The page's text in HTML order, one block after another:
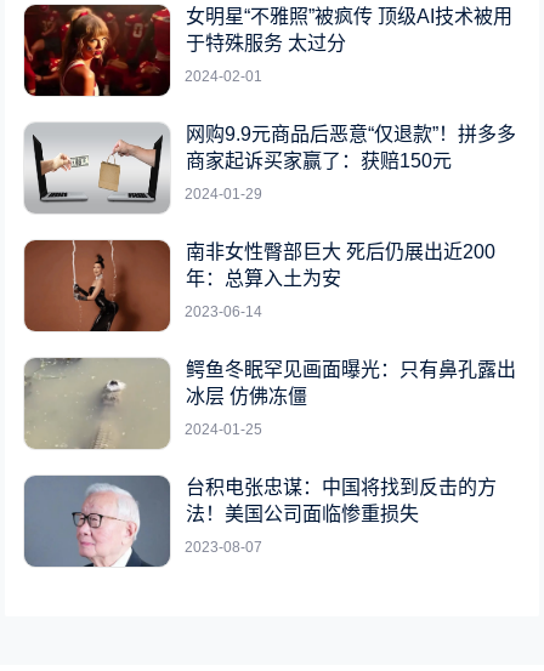
女明星“不雅照”被疯传 顶级AI技术被用
于特殊服务 太过分
2024-02-01
网购9.9元商品后恶意“仅退款”！拼多多
商家起诉买家赢了：获赔150元
2024-01-29
南非女性臀部巨大 死后仍展出近200
年：总算入土为安
2023-06-14
鳄鱼冬眠罕见画面曝光：只有鼻孔露出
冰层 仿佛冻僵
2024-01-25
台积电张忠谋：中国将找到反击的方
法！美国公司面临惨重损失
2023-08-07